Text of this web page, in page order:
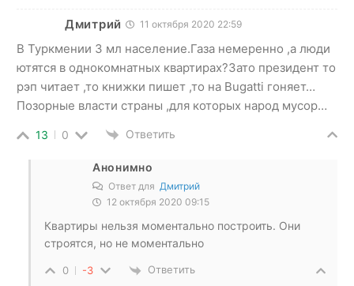
Дмитрий 11 октября 2020 22:59
В Туркмении 3 мл население.Газа немеренно ,а люди
ютятся в однокомнатных квартирах?Зато президент то
рэп читает ,то книжки пишет ,то на Bugatti гоняет…
Позорные власти страны ,для которых народ мусор…
13 0 Ответить
Анонимно
Ответ для Дмитрий
12 октября 2020 09:15
Квартиры нельзя моментально построить. Они
строятся, но не моментально
0 -3 Ответить